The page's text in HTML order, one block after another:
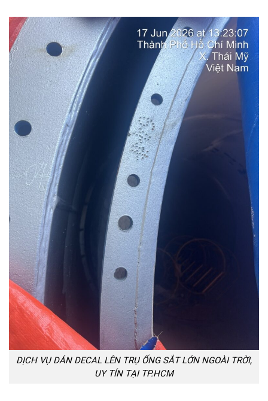
DỊCH VỤ DÁN DECAL LÊN TRỤ ỐNG SẮT LỚN NGOÀI TRỜI,
UY TÍN TẠI TP.HCM